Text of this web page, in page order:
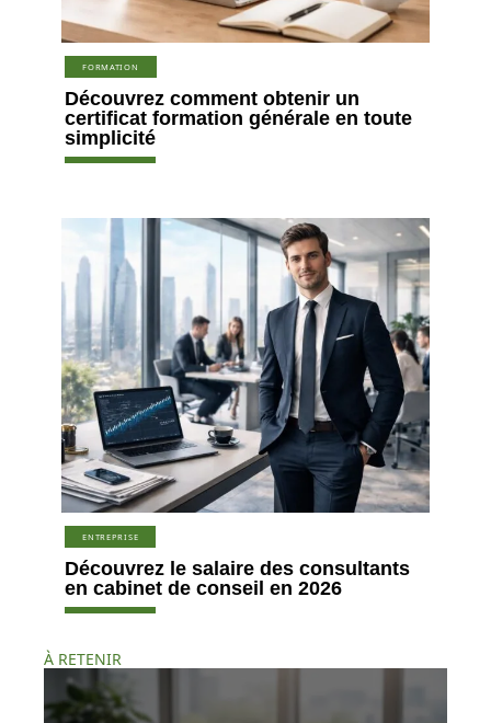
FORMATION
Découvrez comment obtenir un
certificat formation générale en toute
simplicité
ENTREPRISE
Découvrez le salaire des consultants
en cabinet de conseil en 2026
À RETENIR